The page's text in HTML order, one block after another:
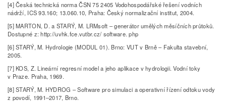
[4] Česká technická norma ČSN 75 2405 Vodohospodářské řešení vodních
nádrží, ICS 93.160; 13.060.10, Praha: Český normalizační institut, 2004.
[5] MARTON, D. a STARÝ, M. LRMsoft – generátor umělých měsíčních průtoků.
Dostupné z: http://uvhk.fce.vutbr.cz/ software. php
[6] STARÝ, M. Hydrologie (MODUL 01). Brno: VUT v Brně – Fakulta stavební,
2005.
[7] KOS, Z. Lineární regresní model a jeho aplikace v hydrologii. Vodní toky
v Praze. Praha, 1969.
[8] STARÝ, M. HYDROG – Software pro simulaci a operativní řízení odtoku vody
z povodí, 1991–2017, Brno.